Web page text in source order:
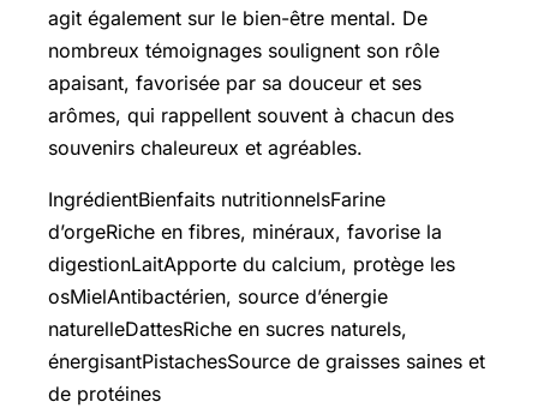
agit également sur le bien-être mental. De
nombreux témoignages soulignent son rôle
apaisant, favorisée par sa douceur et ses
arômes, qui rappellent souvent à chacun des
souvenirs chaleureux et agréables.
IngrédientBienfaits nutritionnelsFarine
d’orgeRiche en fibres, minéraux, favorise la
digestionLaitApporte du calcium, protège les
osMielAntibactérien, source d’énergie
naturelleDattesRiche en sucres naturels,
énergisantPistachesSource de graisses saines et
de protéines